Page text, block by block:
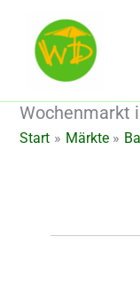
springen
Wochenmarkt
Start Märkte